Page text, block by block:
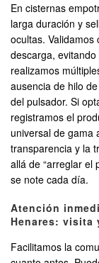
En cisternas
larga duración y
ocultas.
descarga,
realizamos
ausencia de hilo
del pulsador. Si
registramos el
universal de gama
transparencia y la
allá de “arreglar el
se note cada día.
Atención
Henares: visita
Facilitamos la